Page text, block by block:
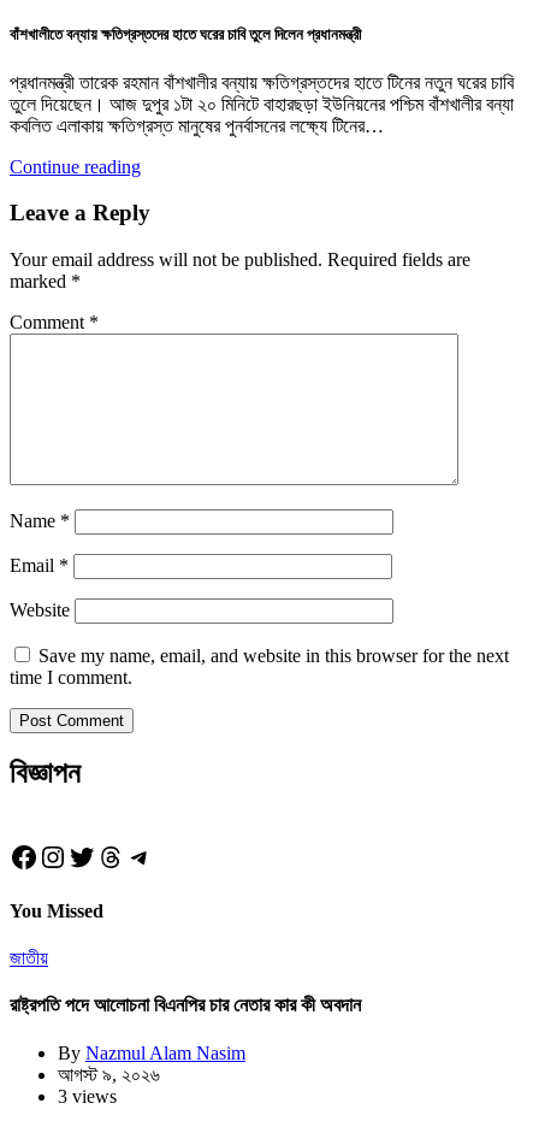
বাঁশখালীতে বন্যায় ক্ষতিগ্রস্তদের হাতে ঘরের চাবি তুলে দিলেন প্রধানমন্ত্রী
প্রধানমন্ত্রী তারেক রহমান বাঁশখালীর বন্যায় ক্ষতিগ্রস্তদের হাতে টিনের নতুন ঘরের চাবি
তুলে দিয়েছেন। আজ দুপুর ১টা ২০ মিনিটে বাহারছড়া ইউনিয়নের পশ্চিম বাঁশখালীর বন্যা
কবলিত এলাকায় ক্ষতিগ্রস্ত মানুষের পুনর্বাসনের লক্ষ্যে টিনের…
Continue reading
Leave a Reply
Your email address will not be published. Required fields are
marked *
Comment *
Name *
Email *
Website
Save my name, email, and website in this browser for the next
time I comment.
বিজ্ঞাপন
Facebook
Instagram
Twitter
Threads
Telegram
You Missed
জাতীয়
রাষ্ট্রপতি পদে আলোচনা বিএনপির চার নেতার কার কী অবদান
By Nazmul Alam Nasim
আগস্ট ৯, ২০২৬
3 views